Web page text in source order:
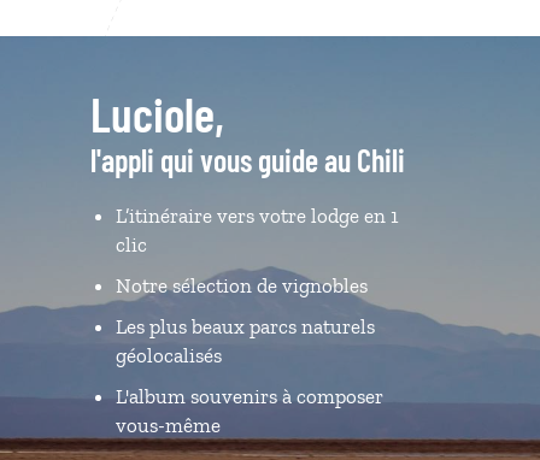
Luciole,
l'appli qui vous guide au Chili
L’itinéraire vers votre lodge en 1
clic
Notre sélection de vignobles
Les plus beaux parcs naturels
géolocalisés
L'album souvenirs à composer
vous-même